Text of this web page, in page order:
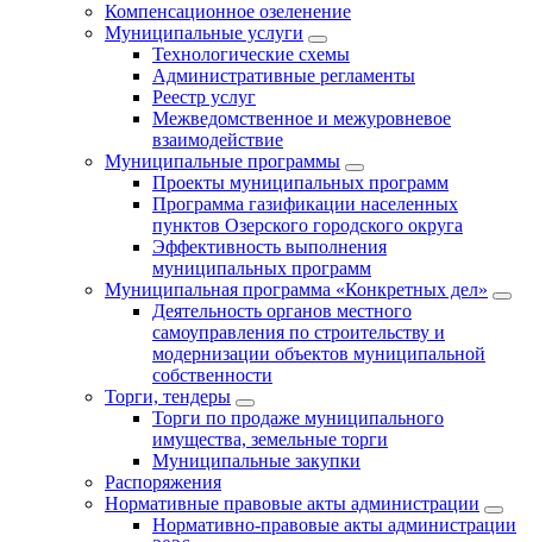
Компенсационное озеленение
Муниципальные услуги
Технологические схемы
Административные регламенты
Реестр услуг
Межведомственное и межуровневое
взаимодействие
Муниципальные программы
Проекты муниципальных программ
Программа газификации населенных
пунктов Озерского городского округа
Эффективность выполнения
муниципальных программ
Муниципальная программа «Конкретных дел»
Деятельность органов местного
самоуправления по строительству и
модернизации объектов муниципальной
собственности
Торги, тендеры
Торги по продаже муниципального
имущества, земельные торги
Муниципальные закупки
Распоряжения
Нормативные правовые акты администрации
Нормативно-правовые акты администрации